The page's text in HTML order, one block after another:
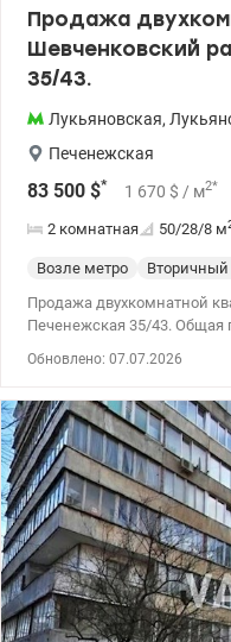
Продажа
Шевченковский
35/43.
Лукьяновская,
Печенежская
83 500 $* 1 670 $ / м2*
2 комнатная 50/28/8 м
Возле метро
Продажа двухкомнатной
Печенежская 35/43. Общая
электропроводка.
ремонта, установлена
тепло. Свет не
Дополнительно:
минут пешком. Квартира
комфортного проживания,
83500 у.е.0509051192
Обновлено: 07.07.2026